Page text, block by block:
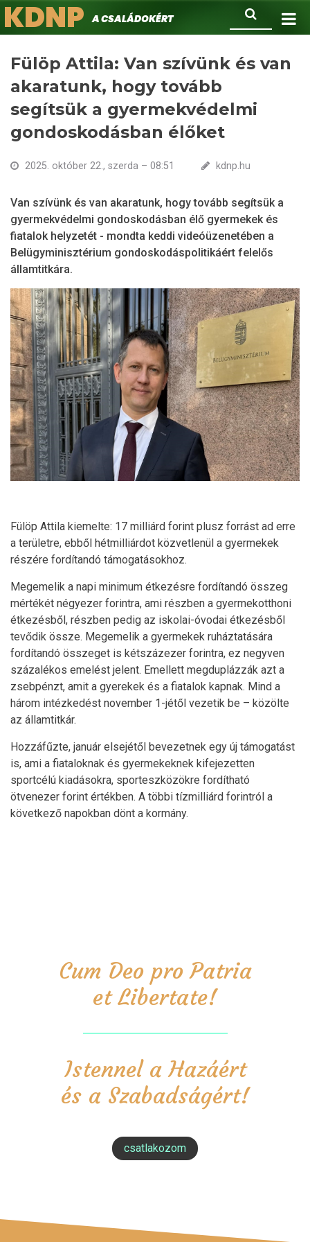
Ugrás
a
Keresés
KDNPA családokért.
Fülöp Attila: Van szívünk és van
akaratunk, hogy tovább
segítsük a gyermekvédelmi
gondoskodásban élőket
2025. október 22., szerda – 08:51 kdnp.hu
Van szívünk és van akaratunk, hogy tovább segítsük a
gyermekvédelmi gondoskodásban élő gyermekek és
fiatalok helyzetét - mondta keddi videóüzenetében a
Belügyminisztérium gondoskodáspolitikáért felelős
államtitkára.
Fülöp Attila kiemelte: 17 milliárd forint plusz forrást ad erre
a területre, ebből hétmilliárdot közvetlenül a gyermekek
részére fordítandó támogatásokhoz.
Megemelik a napi minimum étkezésre fordítandó összeg
mértékét négyezer forintra, ami részben a gyermekotthoni
étkezésből, részben pedig az iskolai-óvodai étkezésből
tevődik össze. Megemelik a gyermekek ruháztatására
fordítandó összeget is kétszázezer forintra, ez negyven
százalékos emelést jelent. Emellett megduplázzák azt a
zsebpénzt, amit a gyerekek és a fiatalok kapnak. Mind a
három intézkedést november 1-jétől vezetik be – közölte
az államtitkár.
Hozzáfűzte, január elsejétől bevezetnek egy új támogatást
is, ami a fiataloknak és gyermekeknek kifejezetten
sportcélú kiadásokra, sporteszközökre fordítható
ötvenezer forint értékben. A többi tízmilliárd forintról a
következő napokban dönt a kormány.
Cum Deo pro Patria
et Libertate!
Istennel a Hazáért
és a Szabadságért!
csatlakozom